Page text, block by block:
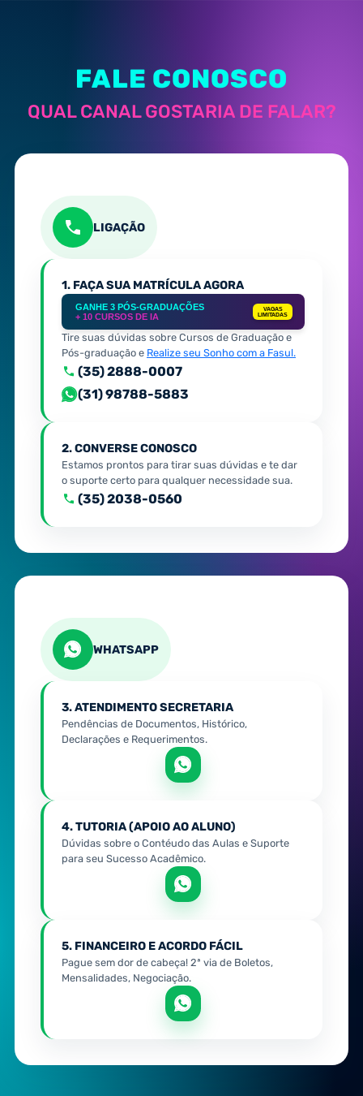
FALE CONOSCO
QUAL CANAL GOSTARIA DE FALAR?
LIGAÇÃO
1. FAÇA SUA MATRÍCULA AGORA
GANHE 3 PÓS-GRADUAÇÕES
+ 10 CURSOS DE IA
VAGAS
LIMITADAS
Tire suas dúvidas sobre Cursos de Graduação e
Pós-graduação e Realize seu Sonho com a Fasul.
(35) 2888-0007
(31) 98788-5883
2. CONVERSE CONOSCO
Estamos prontos para tirar suas dúvidas e te dar
o suporte certo para qualquer necessidade sua.
(35) 2038-0560
WHATSAPP
3. ATENDIMENTO SECRETARIA
Pendências de Documentos, Histórico,
Declarações e Requerimentos.
4. TUTORIA (APOIO AO ALUNO)
Dúvidas sobre o Contéudo das Aulas e Suporte
para seu Sucesso Acadêmico.
5. FINANCEIRO E ACORDO FÁCIL
Pague sem dor de cabeça! 2ª via de Boletos,
Mensalidades, Negociação.